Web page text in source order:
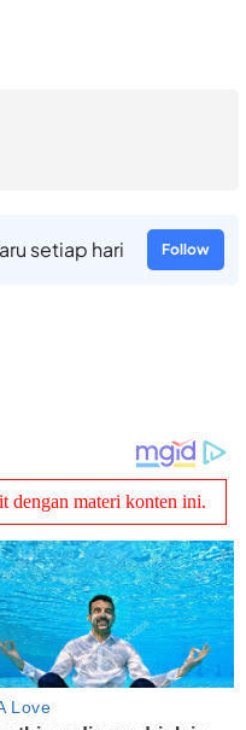
setiap hari Follow